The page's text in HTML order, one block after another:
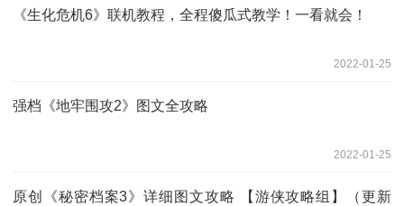
《生化危机6》联机教程，全程傻瓜式教学！一看就会！
2022-01-25
强档《地牢围攻2》图文全攻略
2022-01-25
原创《秘密档案3》详细图文攻略 【游侠攻略组】（更新